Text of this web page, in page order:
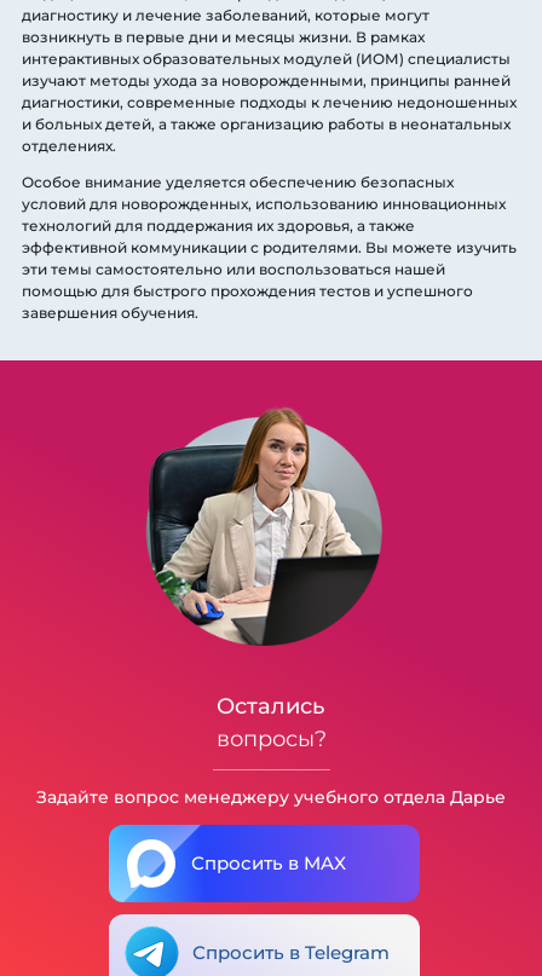
диагностику и лечение заболеваний, которые могут
возникнуть в первые дни и месяцы жизни. В рамках
интерактивных образовательных модулей (ИОМ) специалисты
изучают методы ухода за новорожденными, принципы ранней
диагностики, современные подходы к лечению недоношенных
и больных детей, а также организацию работы в неонатальных
отделениях.
Особое внимание уделяется обеспечению безопасных
условий для новорожденных, использованию инновационных
технологий для поддержания их здоровья, а также
эффективной коммуникации с родителями. Вы можете изучить
эти темы самостоятельно или воспользоваться нашей
помощью для быстрого прохождения тестов и успешного
завершения обучения.
Остались
вопросы?
Задайте вопрос менеджеру учебного отдела Дарье
Спросить в MAX
Спросить в Telegram